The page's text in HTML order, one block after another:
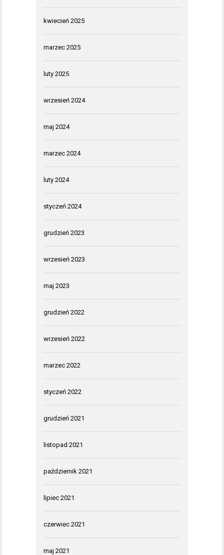
kwiecień 2025
marzec 2025
luty 2025
wrzesień 2024
maj 2024
marzec 2024
luty 2024
styczeń 2024
grudzień 2023
wrzesień 2023
maj 2023
grudzień 2022
wrzesień 2022
marzec 2022
styczeń 2022
grudzień 2021
listopad 2021
październik 2021
lipiec 2021
czerwiec 2021
maj 2021